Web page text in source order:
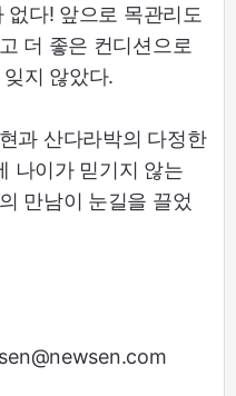
없다! 앞으로 목관리도
더 좋은 컨디션으로
지 않았다.
과 산다라박의 다정한
나이가 믿기지 않는
만남이 눈길을 끌었